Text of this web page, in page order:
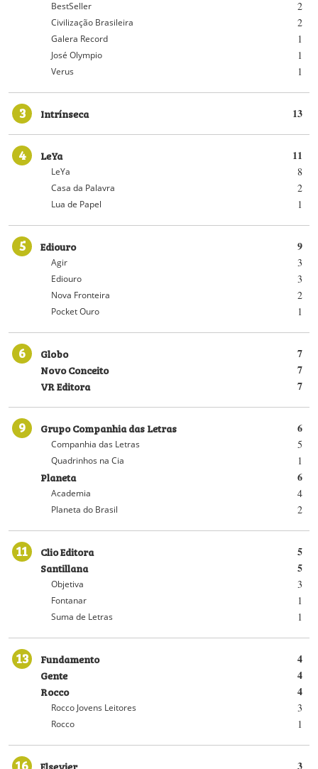
2
BestSeller
2
Civilização Brasileira
1
Galera Record
1
José Olympio
1
Verus
3 13
Intrínseca
4 11
LeYa
8
LeYa
2
Casa da Palavra
1
Lua de Papel
5 9
Ediouro
3
Agir
3
Ediouro
2
Nova Fronteira
1
Pocket Ouro
6 7
Globo
7
Novo Conceito
7
VR Editora
9 6
Grupo Companhia das Letras
5
Companhia das Letras
1
Quadrinhos na Cia
6
Planeta
4
Academia
2
Planeta do Brasil
11 5
Clio Editora
5
Santillana
3
Objetiva
1
Fontanar
1
Suma de Letras
13 4
Fundamento
4
Gente
4
Rocco
3
Rocco Jovens Leitores
1
Rocco
16